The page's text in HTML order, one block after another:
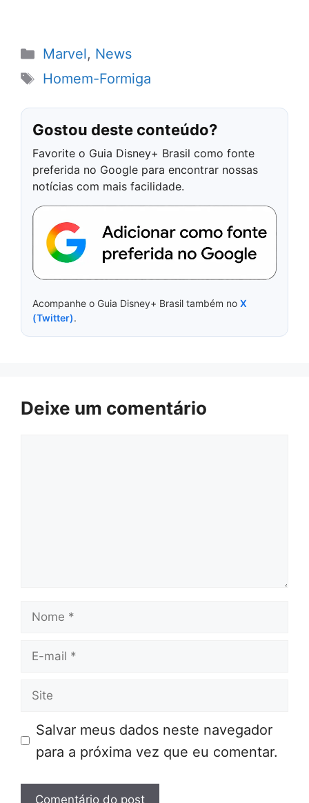
Categorias
Marvel, News
Tags
Homem-Formiga
Gostou deste conteúdo?
Favorite o Guia Disney+ Brasil como fonte
preferida no Google para encontrar nossas
notícias com mais facilidade.
Acompanhe o Guia Disney+ Brasil também no X
(Twitter).
Deixe um comentário
Nome
E-
Site
Salvar meus dados neste navegador
para a próxima vez que eu comentar.